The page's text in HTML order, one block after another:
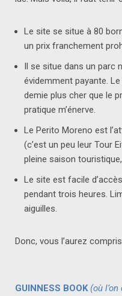
Le site se situe à 80
un prix franchement
Il se situe dans un parc
évidemment payante.
demie plus cher que le
pratique m’énerve.
Le Perito Moreno est
(c’est un peu leur Tour
pleine saison
Le site est facile
pendant trois heures.
aiguilles.
Donc, vous l’aurez
GUINNESS BOOK (où